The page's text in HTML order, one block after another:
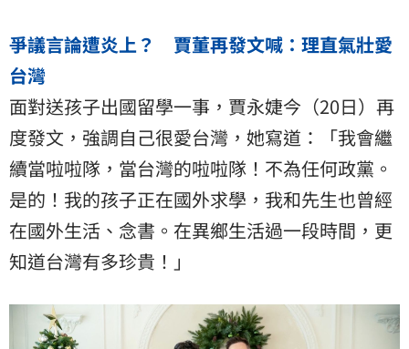
爭議言論遭炎上？ 賈董再發文喊：理直氣壯愛
台灣
面對送孩子出國留學一事，賈永婕今（20日）再
度發文，強調自己很愛台灣，她寫道：「我會繼
續當啦啦隊，當台灣的啦啦隊！不為任何政黨。
是的！我的孩子正在國外求學，我和先生也曾經
在國外生活、念書。在異鄉生活過一段時間，更
知道台灣有多珍貴！」